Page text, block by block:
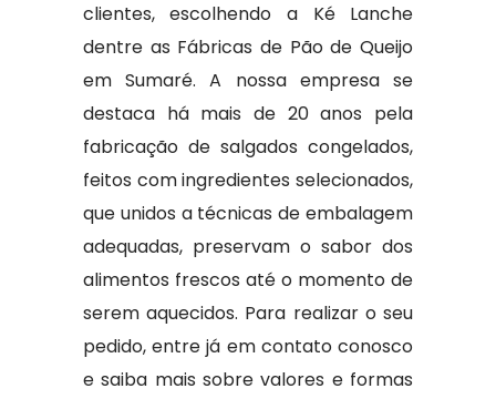
clientes, escolhendo a Ké Lanche
dentre as Fábricas de Pão de Queijo
em Sumaré. A nossa empresa se
destaca há mais de 20 anos pela
fabricação de salgados congelados,
feitos com ingredientes selecionados,
que unidos a técnicas de embalagem
adequadas, preservam o sabor dos
alimentos frescos até o momento de
serem aquecidos. Para realizar o seu
pedido, entre já em contato conosco
e saiba mais sobre valores e formas